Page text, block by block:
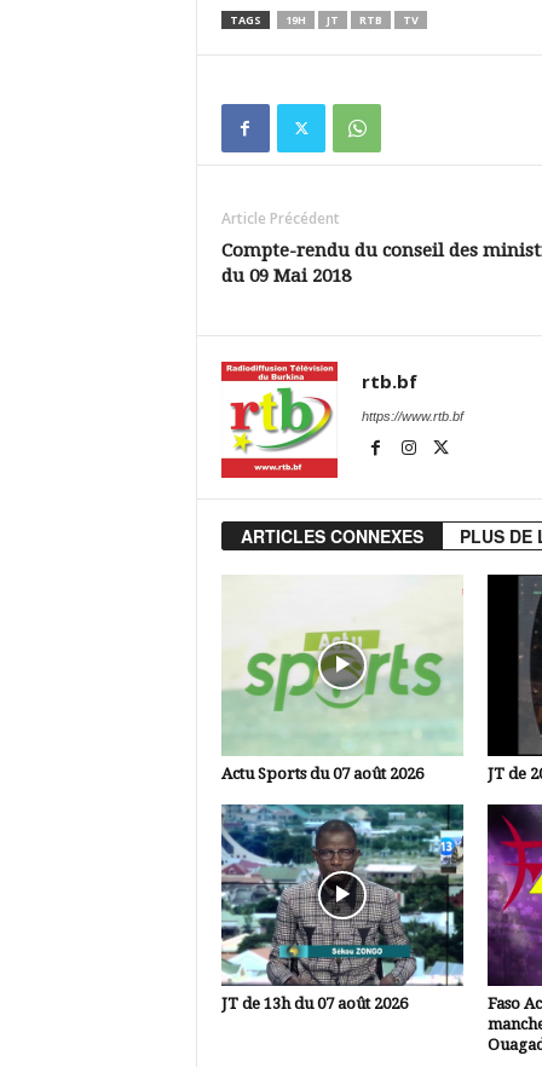
TAGS 19H JT RTB TV
Article Précédent
Compte-rendu du conseil des
du 09 Mai 2018
rtb.bf
https://www.rtb.bf
ARTICLES CONNEXES PLUS DE
Actu Sports du 07 août 2026 JT de
JT de 13h du 07 août 2026
Faso